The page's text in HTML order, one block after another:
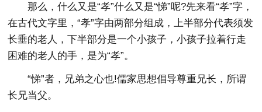
那么，什么又是“孝”什么又是“悌”呢?先来看“孝”字，
在古代文字里，“孝”字由两部分组成，上半部分代表须发
长垂的老人，下半部分是一个小孩子，小孩子拉着行走
困难的老人的手，是为“孝”。
“悌”者，兄弟之心也!儒家思想倡导尊重兄长，所谓
长兄当父。